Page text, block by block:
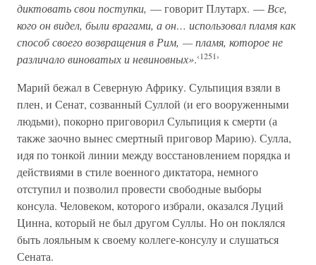
диктовать свои поступки, — говорит Плутарх. —Все,
кого он видел, были врагами, а он… использовал пламя как
способ своего возвращения в Рим, — пламя, которое не
различало виноватых и невиновных».‹1251›
Марий бежал в Северную Африку. Сульпиция взяли в
плен, и Сенат, созванный Суллой (и его вооруженными
людьми), покорно приговорил Сульпиция к смерти (а
также заочно вынес смертный приговор Марию). Сулла,
идя по тонкой линии между восстановлением порядка и
действиями в стиле военного диктатора, немного
отступил и позволил провести свободные выборы
консула. Человеком, которого избрали, оказался Луций
Цинна, который не был другом Суллы. Но он поклялся
быть лояльным к своему коллеге-консулу и слушаться
Сената.